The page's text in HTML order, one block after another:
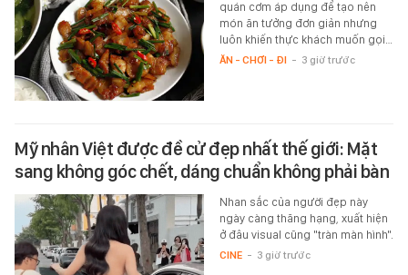
quán cơm áp dụng để tạo nên
món ăn tưởng đơn giản nhưng
luôn khiến thực khách muốn gọi…
ĂN - CHƠI - ĐI - 3 giờ trước
Mỹ nhân Việt được đề cử đẹp nhất thế giới: Mặt
sang không góc chết, dáng chuẩn không phải bàn
Nhan sắc của người đẹp này
ngày càng thăng hạng, xuất hiện
ở đâu visual cũng "tràn màn hình".
CINE - 3 giờ trước